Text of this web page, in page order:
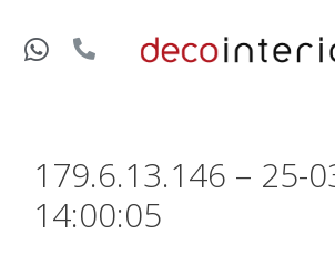
179.6.13.146 – 25-
14:00:05